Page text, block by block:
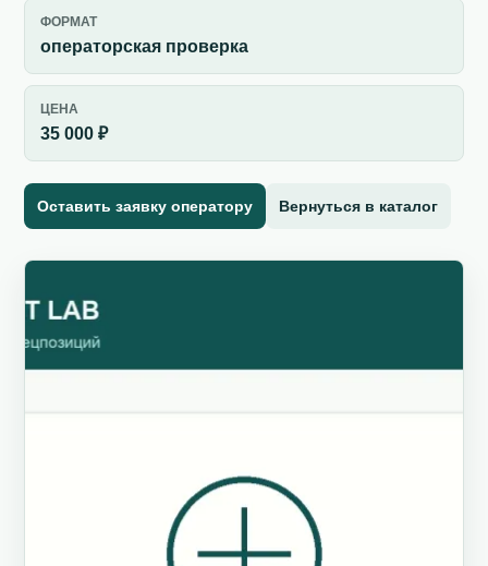
ФОРМАТ
операторская проверка
ЦЕНА
35 000 ₽
Оставить заявку оператору Вернуться в каталог